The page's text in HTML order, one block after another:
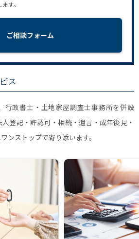
す。
ご相談フォーム
ス
行政書士・土地家屋調査士事務所を併設
登記・許認可・相続・遺言・成年後見・
ンストップで寄り添います。